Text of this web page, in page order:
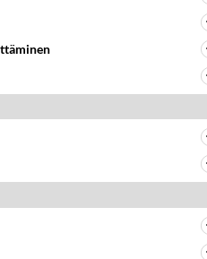
laulaja
Martina Aitolehti on seurattu julkisuuden henkilö. Lähipiiriin mahtuu muitakin tunnettuja henkilöitä. Tiesitkö, että Ma
29